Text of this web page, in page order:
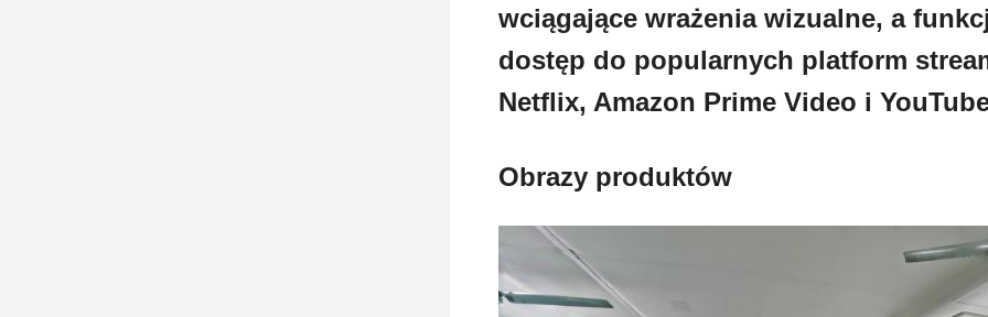
wciągające wrażenia wizualne, a
dostęp do popularnych platform
Netflix, Amazon Prime Video i
Obrazy produktów